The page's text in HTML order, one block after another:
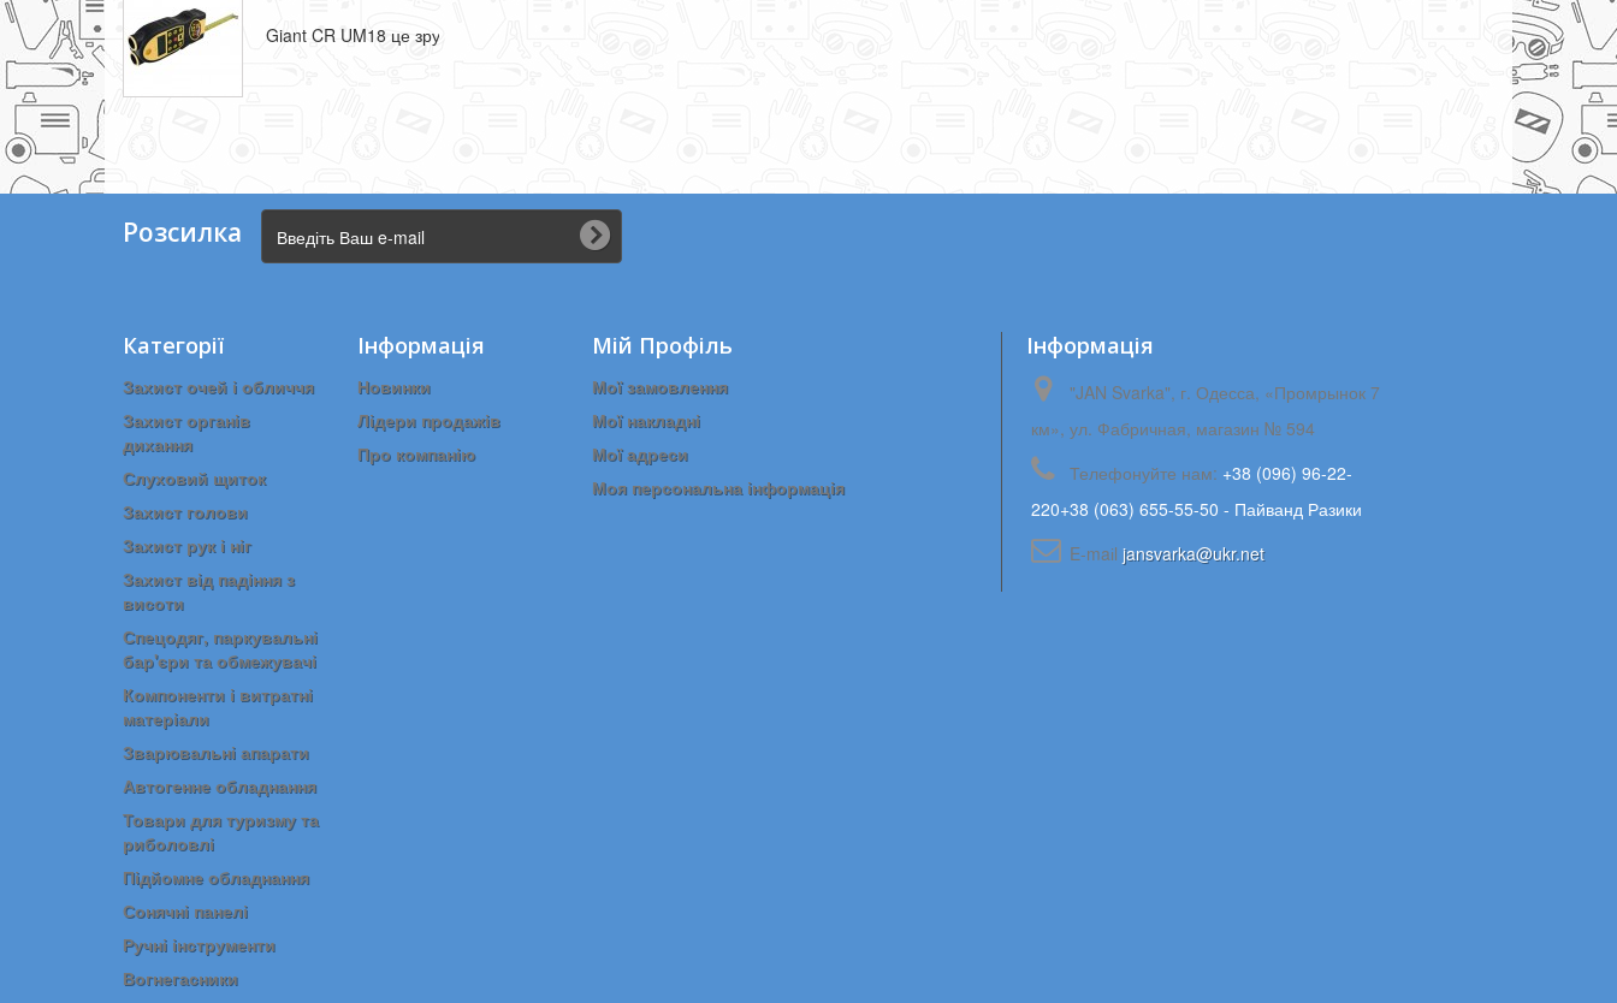
Giant CR UM18 це зручний і...
Розсилка
Категорії
Захист очей і обличчя
Захист органів
дихання
Слуховий щиток
Захист голови
Захист рук і ніг
Захист від падіння з
висоти
Спецодяг, паркувальні
бар'єри та обмежувачі
Компоненти і витратні
матеріали
Зварювальні апарати
Автогенне обладнання
Товари для туризму та
риболовлі
Підйомне обладнання
Сонячні панелі
Ручні інструменти
Вогнегасники
Інформація
Новинки
Лідери продажів
Про компанію
Мій Профіль
Мої замовлення
Мої накладні
Мої адреси
Моя персональна інформація
Iнформація
"JAN Svarka", г. Одесса, «Промрынок 7
км», ул. Фабричная, магазин № 594
Телефонуйте нам: +38 (096) 96-22-
220+38 (063) 655-55-50 - Пайванд Разики
E-maіl jansvarka@ukr.net